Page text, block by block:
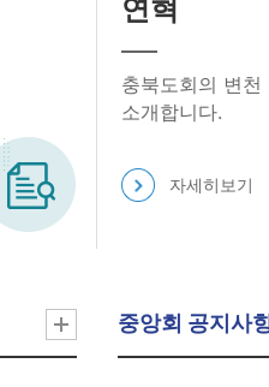
연혁
충북도회의 변천
소개합니다.
자세히보기
중앙회 공지사